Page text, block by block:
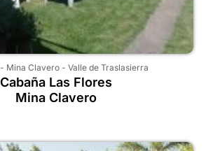
- Mina Clavero - Valle de Traslasierra
Cabaña Las Flores
Mina Clavero